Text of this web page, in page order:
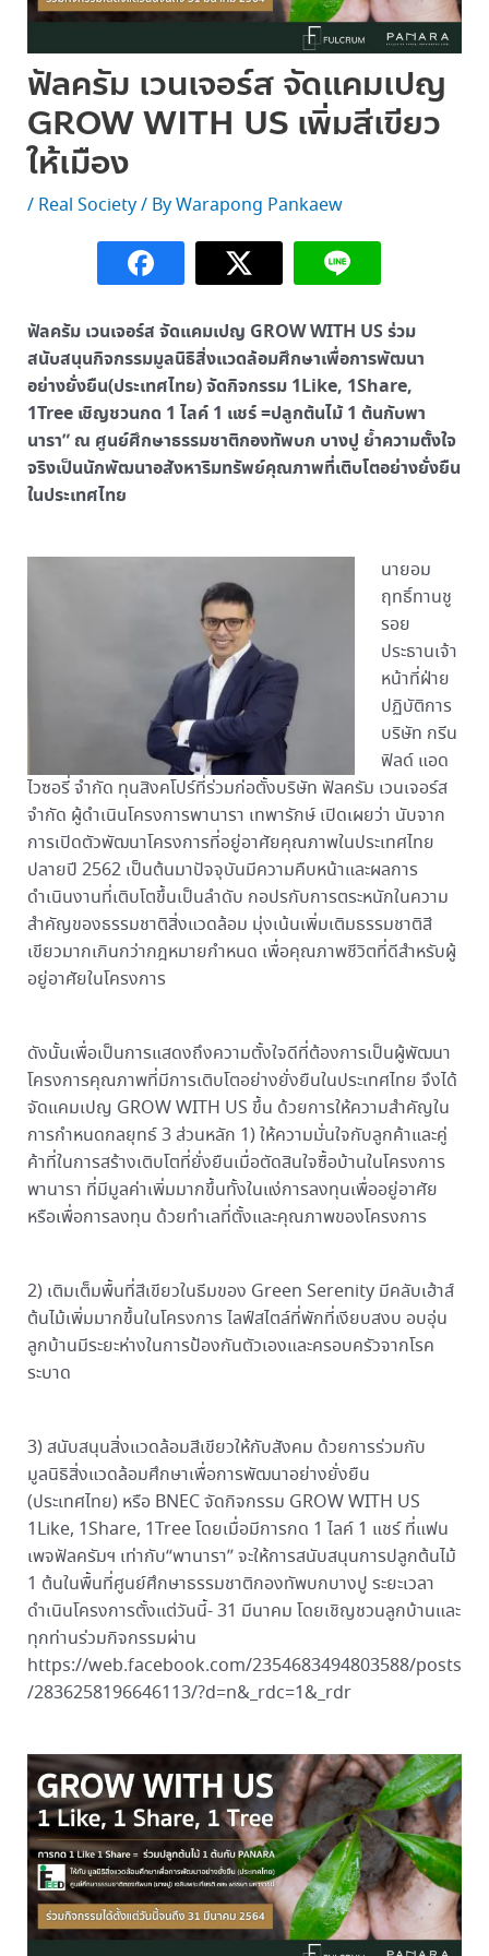
ฟัลครัม เวนเจอร์ส จัดแคมเปญ
GROW WITH US เพิ่มสีเขียว
ให้เมือง
/ Real Society/ ByWarapong Pankaew
ฟัลครัม เวนเจอร์ส จัดแคมเปญ GROW WITH US ร่วม
สนับสนุนกิจกรรมมูลนิธิสิ่งแวดล้อมศึกษาเพื่อการพัฒนา
อย่างยั่งยืน(ประเทศไทย) จัดกิจกรรม 1Like, 1Share,
1Tree เชิญชวนกด 1 ไลค์ 1 แชร์ =ปลูกต้นไม้ 1 ต้นกับพา
นารา” ณ ศูนย์ศึกษาธรรมชาติกองทัพบก บางปู ย้ำความตั้งใจ
จริงเป็นนักพัฒนาอสังหาริมทรัพย์คุณภาพที่เติบโตอย่างยั่งยืน
ในประเทศไทย
นายอม
ฤทธิ์ทานชู
รอย
ประธานเจ้า
หน้าที่ฝ่าย
ปฏิบัติการ
บริษัท กรีน
ฟิลด์ แอด
ไวซอรี่ จำกัด ทุนสิงคโปร์ที่ร่วมก่อตั้งบริษัท ฟัลครัม เวนเจอร์ส
จำกัด ผู้ดำเนินโครงการพานารา เทพารักษ์ เปิดเผยว่า นับจาก
การเปิดตัวพัฒนาโครงการที่อยู่อาศัยคุณภาพในประเทศไทย
ปลายปี 2562 เป็นต้นมาปัจจุบันมีความคืบหน้าและผลการ
ดำเนินงานที่เติบโตขึ้นเป็นลำดับ กอปรกับการตระหนักในความ
สำคัญของธรรมชาติสิ่งแวดล้อม มุ่งเน้นเพิ่มเติมธรรมชาติสี
เขียวมากเกินกว่ากฎหมายกำหนด เพื่อคุณภาพชีวิตที่ดีสำหรับผู้
อยู่อาศัยในโครงการ
ดังนั้นเพื่อเป็นการแสดงถึงความตั้งใจดีที่ต้องการเป็นผู้พัฒนา
โครงการคุณภาพที่มีการเติบโตอย่างยั่งยืนในประเทศไทย จึงได้
จัดแคมเปญ GROW WITH US ขึ้น ด้วยการให้ความสำคัญใน
การกำหนดกลยุทธ์ 3 ส่วนหลัก 1) ให้ความมั่นใจกับลูกค้าและคู่
ค้าที่ในการสร้างเติบโตที่ยั่งยืนเมื่อตัดสินใจซื้อบ้านในโครงการ
พานารา ที่มีมูลค่าเพิ่มมากขึ้นทั้งในแง่การลงทุนเพื่ออยู่อาศัย
หรือเพื่อการลงทุน ด้วยทำเลที่ตั้งและคุณภาพของโครงการ
2) เติมเต็มพื้นที่สีเขียวในธีมของ Green Serenity มีคลับเฮ้าส์
ต้นไม้เพิ่มมากขึ้นในโครงการ ไลฟ์สไตล์ที่พักที่เงียบสงบ อบอุ่น
ลูกบ้านมีระยะห่างในการป้องกันตัวเองและครอบครัวจากโรค
ระบาด
3) สนับสนุนสิ่งแวดล้อมสีเขียวให้กับสังคม ด้วยการร่วมกับ
มูลนิธิสิ่งแวดล้อมศึกษาเพื่อการพัฒนาอย่างยั่งยืน
(ประเทศไทย) หรือ BNEC จัดกิจกรรม GROW WITH US
1Like, 1Share, 1Tree โดยเมื่อมีการกด 1 ไลค์ 1 แชร์ ที่แฟน
เพจฟัลครัมฯ เท่ากับ“พานารา” จะให้การสนับสนุนการปลูกต้นไม้
1 ต้นในพื้นที่ศูนย์ศึกษาธรรมชาติกองทัพบกบางปู ระยะเวลา
ดำเนินโครงการตั้งแต่วันนี้- 31 มีนาคม โดยเชิญชวนลูกบ้านและ
ทุกท่านร่วมกิจกรรมผ่าน
https://web.facebook.com/2354683494803588/posts
/2836258196646113/?d=n&_rdc=1&_rdr